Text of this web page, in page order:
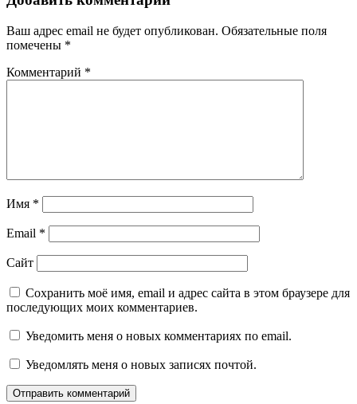
Ваш адрес email не будет опубликован. Обязательные поля
помечены *
Комментарий *
Имя *
Email *
Сайт
Сохранить моё имя, email и адрес сайта в этом браузере для
последующих моих комментариев.
Уведомить меня о новых комментариях по email.
Уведомлять меня о новых записях почтой.